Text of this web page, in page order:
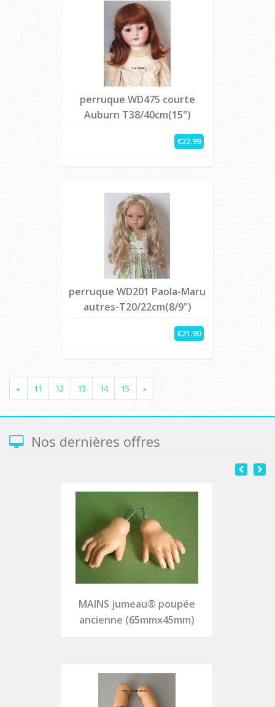
perruque WD475 courte
Auburn T38/40cm(15")
€22.99
perruque WD201 Paola-Maru
autres-T20/22cm(8/9")
€21.90
« 11 12 13 14 15 »
Nos dernières offres
MAINS jumeau® poupée
ancienne (65mmx45mm)